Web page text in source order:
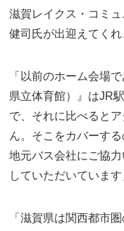
滋賀レイクス・コミ
健司氏が出迎えてくれ
「以前のホーム会場
県立体育館）』はJR
で、それに比べると
ん。そこをカバーす
地元バス会社にご協
していただいています
「滋賀県は関西都市